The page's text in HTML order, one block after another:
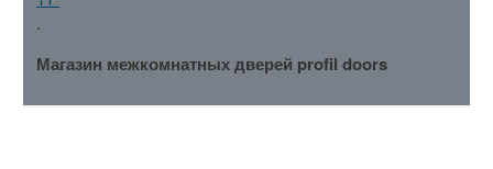
.
Магазин межкомнатных дверей profil doors